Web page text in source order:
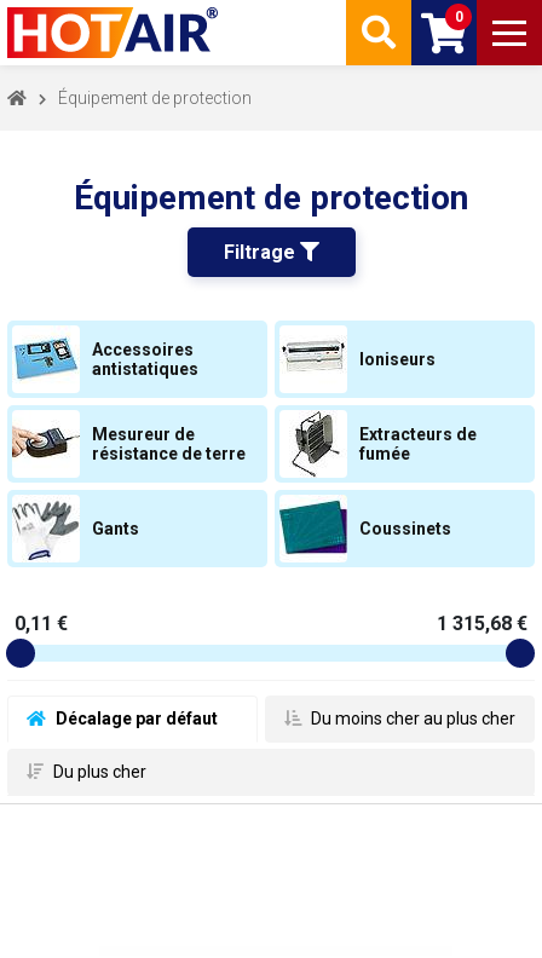
0
Équipement de protection
Équipement de protection
Filtrage
Accessoires
antistatiques
Ioniseurs
Mesureur de
résistance de terre
Extracteurs de
fumée
Gants Coussinets
Décalage par défaut Du moins cher au plus cher
Du plus cher
0,11 € 1 315,68 €